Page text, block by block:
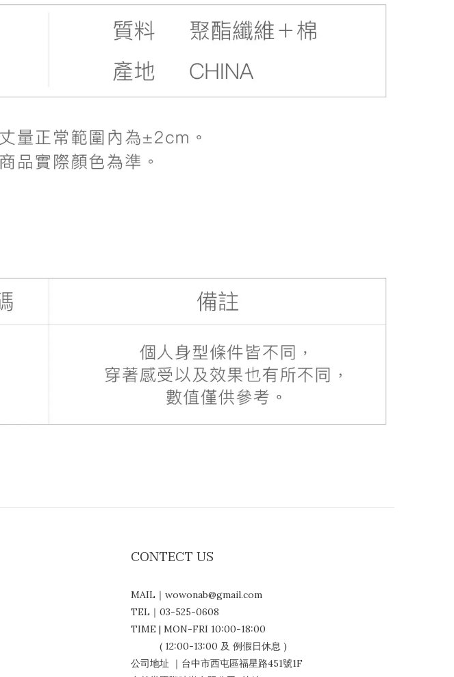
CONTECT US
MAIL｜wowonab@gmail.com
TEL｜03-525-0608
TIME | MON-FRI 10:00-18:00
( 12:00-13:00 及 例假日休息 )
公司地址 ｜台中市西屯區福星路451號1F